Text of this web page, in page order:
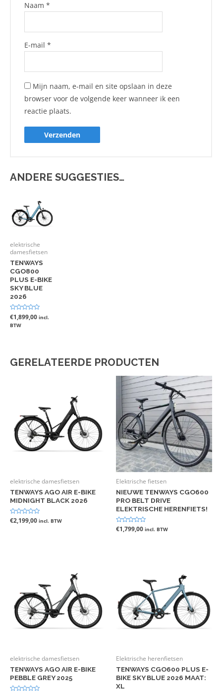
Naam*
E-mail*
Mijn naam, e-mail en site opslaan in deze
browser voor de volgende keer wanneer ik een
reactie plaats.
ANDERE SUGGESTIES…
elektrische
damesfietsen
TENWAYS
CGO800
PLUS E-BIKE
SKY BLUE
2026
Gewaardeerd
0
uit
€1,899,00 incl.
BTW
GERELATEERDE PRODUCTEN
elektrische damesfietsen
TENWAYS AGO AIR E-BIKE
MIDNIGHT BLACK 2026
Gewaardeerd
0
€2,199,00 incl. BTW
Elektrische fietsen
NIEUWE TENWAYS CGO600
PRO BELT DRIVE
ELEKTRISCHE HERENFIETS!
Gewaardeerd
0
€1,799,00 incl. BTW
elektrische damesfietsen
TENWAYS AGO AIR E-BIKE
PEBBLE GREY 2025
Elektrische herenfietsen
TENWAYS CGO600 PLUS E-
BIKE SKY BLUE 2026 MAAT:
XL